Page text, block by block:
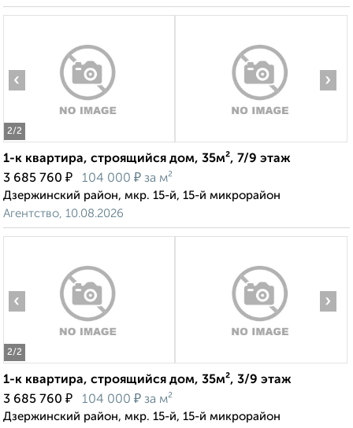
2/2
‹ ›
1-к квартира, строящийся дом, 35м², 7/9 этаж
3 685 760 ₽ 104 000 ₽ за м²
Дзержинский район, мкр. 15-й, 15-й микрорайон
Агентство, 10.08.2026
2/2
‹ ›
1-к квартира, строящийся дом, 35м², 3/9 этаж
3 685 760 ₽ 104 000 ₽ за м²
Дзержинский район, мкр. 15-й, 15-й микрорайон